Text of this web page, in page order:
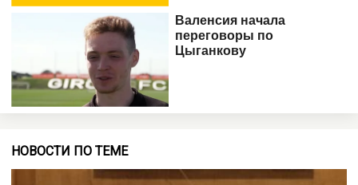
НОВОСТИ ПО ТЕМЕ